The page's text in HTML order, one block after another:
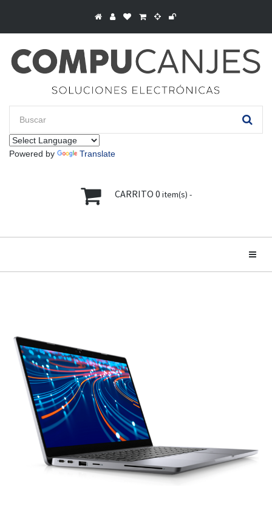
Powered by Translate
CARRITO 0 item(s) -